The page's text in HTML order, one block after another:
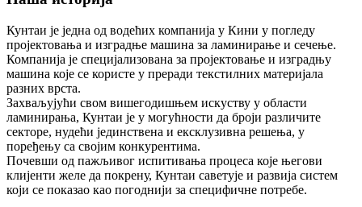
Кунтаи је једна од водећих компанија у Кини у погледу
пројектовања и изградње машина за ламинирање и сечење.
Компанија је специјализована за пројектовање и изградњу
машина које се користе у преради текстилних материјала
разних врста.
Захваљујући свом вишегодишњем искуству у области
ламинирања, Кунтаи је у могућности да броји различите
секторе, нудећи јединствена и ексклузивна решења, у
поређењу са својим конкурентима.
Почевши од пажљивог испитивања процеса које његови
клијенти желе да покрену, Кунтаи саветује и развија систем
који се показао као погоднији за специфичне потребе.